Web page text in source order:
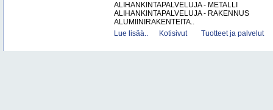
ALIHANKINTAPALVELUJA - METALLI
ALIHANKINTAPALVELUJA - RAKENNUS
ALUMIINIRAKENTEITA..
Lue lisää..
Kotisivut Tuotteet ja palvelut